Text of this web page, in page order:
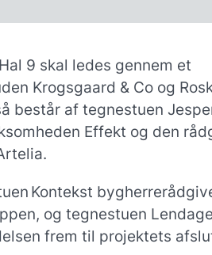
9 skal ledes gennem et
Krogsgaard & Co og
består af tegnestuen
Effekt og den
Kontekst
og tegnestuen
frem til projektets